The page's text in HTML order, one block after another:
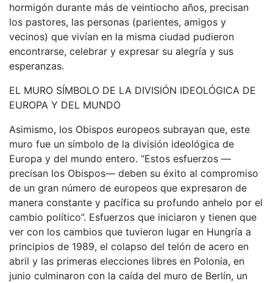
hormigón durante más de veintiocho años, precisan
los pastores, las personas (parientes, amigos y
vecinos) que vivían en la misma ciudad pudieron
encontrarse, celebrar y expresar su alegría y sus
esperanzas.
EL MURO SÍMBOLO DE LA DIVISIÓN IDEOLÓGICA DE
EUROPA Y DEL MUNDO
Asimismo, los Obispos europeos subrayan que, este
muro fue un símbolo de la división ideológica de
Europa y del mundo entero. “Estos esfuerzos —
precisan los Obispos— deben su éxito al compromiso
de un gran número de europeos que expresaron de
manera constante y pacífica su profundo anhelo por el
cambio político”. Esfuerzos que iniciaron y tienen que
ver con los cambios que tuvieron lugar en Hungría a
principios de 1989, el colapso del telón de acero en
abril y las primeras elecciones libres en Polonia, en
junio culminaron con la caída del muro de Berlín, un